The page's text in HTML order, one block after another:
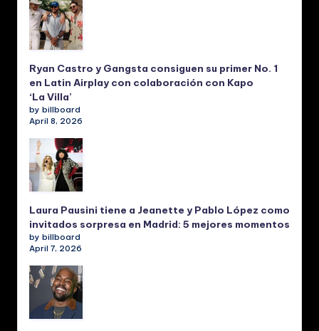
Ryan Castro y Gangsta consiguen su primer No. 1
en Latin Airplay con colaboración con Kapo
‘La Villa’
by billboard
April 8, 2026
Laura Pausini tiene a Jeanette y Pablo López como
invitados sorpresa en Madrid: 5 mejores momentos
by billboard
April 7, 2026